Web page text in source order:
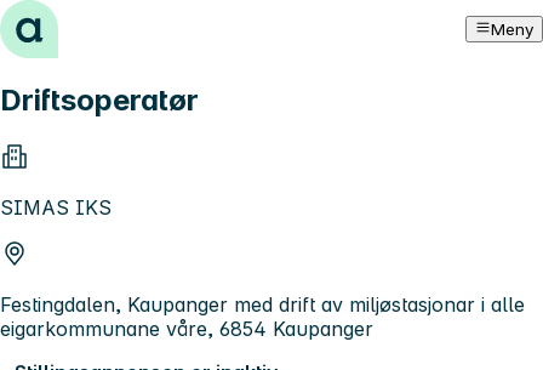
Hopp til innhold Meny
Driftsoperatør
SIMAS IKS
Festingdalen, Kaupanger med drift av miljøstasjonar i alle
eigarkommunane våre, 6854 Kaupanger